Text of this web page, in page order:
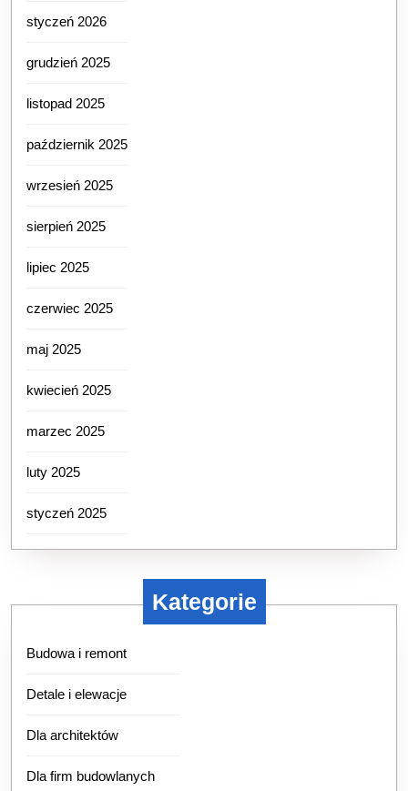
styczeń 2026
grudzień 2025
listopad 2025
październik 2025
wrzesień 2025
sierpień 2025
lipiec 2025
czerwiec 2025
maj 2025
kwiecień 2025
marzec 2025
luty 2025
styczeń 2025
Kategorie
Budowa i remont
Detale i elewacje
Dla architektów
Dla firm budowlanych